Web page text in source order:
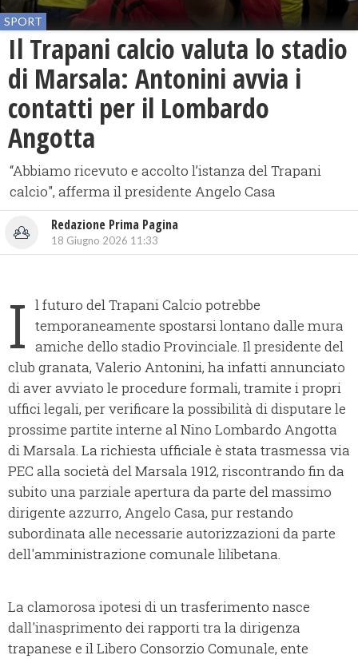
SPORT
Il Trapani calcio valuta lo stadio
di Marsala: Antonini avvia i
contatti per il Lombardo
Angotta
​“Abbiamo ricevuto e accolto l’istanza del Trapani
calcio", afferma il presidente Angelo Casa
Redazione Prima Pagina
18 Giugno 2026 11:33
I l futuro del Trapani Calcio potrebbe
temporaneamente spostarsi lontano dalle mura
amiche dello stadio Provinciale. Il presidente del
club granata, Valerio Antonini, ha infatti annunciato
di aver avviato le procedure formali, tramite i propri
uffici legali, per verificare la possibilità di disputare le
prossime partite interne al Nino Lombardo Angotta
di Marsala. La richiesta ufficiale è stata trasmessa via
PEC alla società del Marsala 1912, riscontrando fin da
subito una parziale apertura da parte del massimo
dirigente azzurro, Angelo Casa, pur restando
subordinata alle necessarie autorizzazioni da parte
dell'amministrazione comunale lilibetana.
La clamorosa ipotesi di un trasferimento nasce
dall'inasprimento dei rapporti tra la dirigenza
trapanese e il Libero Consorzio Comunale, ente